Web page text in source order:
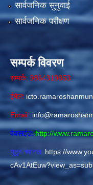
सार्वजनिक सुनुवाई
सार्वजनिक परीक्षण
सम्पर्क विवरण
सम्पर्क: 9864319853
ईमेल:
Email:
वेबसाईट:http://
युटुब च्यानल: https://